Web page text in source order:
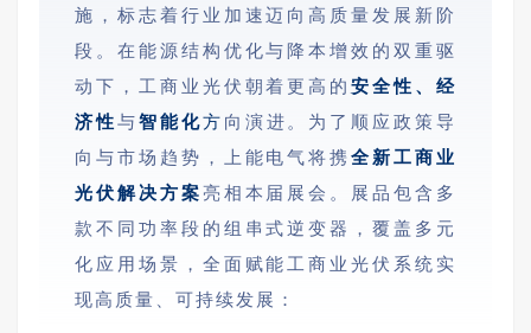
施，标志着行业加速迈向高质量发展新阶
段。在能源结构优化与降本增效的双重驱
动下，工商业光伏朝着更高的安全性、经
济性与智能化方 向演进。为了顺应政策导
向与市场趋势，上能电气将携全新工商业
光伏解决方案亮相本届展会。展品包含多
款不同功率段的组串式逆变器，覆盖多元
化应用场景，全面赋能工商业光伏系统实
现高质量、可持续发展：